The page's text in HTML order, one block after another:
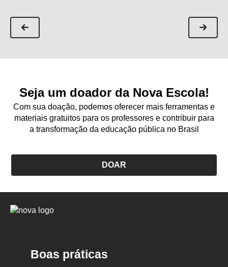
Seja um doador da Nova Escola!
Com sua doação, podemos oferecer mais ferramentas e
materiais gratuitos para os professores e contribuir para
a transformação da educação pública no Brasil
DOAR
Logo
Boas práticas